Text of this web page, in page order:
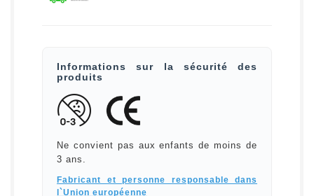
Informations sur la sécurité des
produits
Ne convient pas aux enfants de moins de
3 ans.
Fabricant et personne responsable dans
l`Union européenne